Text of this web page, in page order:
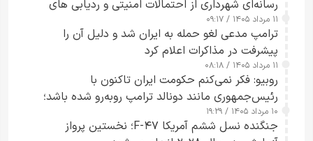
رسانه‌ای شهرداری از احتمالات امنیتی و ردیابی های
جاسوسی گفت
۱۱ مرداد ۱۴۰۵ / ۰۹:۱۷
ترامپ مدعی لغو حمله به ایران شد و دلیل آن را
پیشرفت در مذاکرات اعلام کرد
۱۱ مرداد ۱۴۰۵ / ۰۸:۱۸
روبیو: فکر نمی‌کنم حکومت ایران تاکنون با
رئیس‌جمهوری مانند دونالد ترامپ روبه‌رو شده باشد؛
کسی که واقعاً دست به اقدام می‌زند
۱۰ مرداد ۱۴۰۵ / ۱۹:۲۹
جنگنده نسل ششم آمریکا F-۴۷؛ نخستین پرواز